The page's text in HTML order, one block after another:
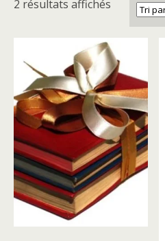
2 résultats affichés
popularité